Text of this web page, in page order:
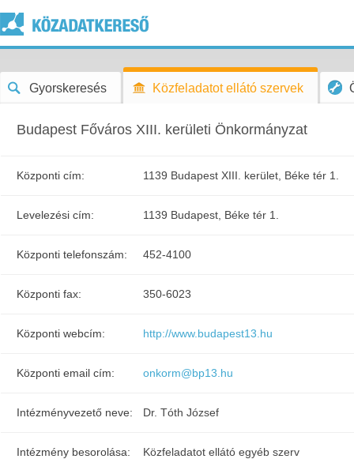
Gyorskeresés Közfeladatot ellátó szervek
Budapest Főváros XIII. kerületi Önkormányzat
Központi cím: 1139 Budapest XIII. kerület, Béke tér 1.
Levelezési cím: 1139 Budapest, Béke tér 1.
Központi telefonszám: 452-4100
Központi fax: 350-6023
Központi webcím: http://www.budapest13.hu
Központi email cím: onkorm@bp13.hu
Intézményvezető neve: Dr. Tóth József
Intézmény besorolása: Közfeladatot ellátó egyéb szerv